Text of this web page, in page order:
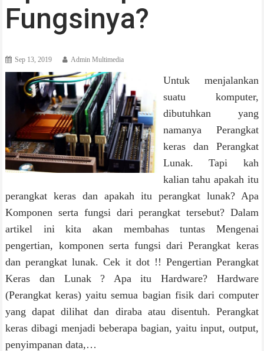
Fungsinya?
Sep 13, 2019 Admin Multimedia
Untuk menjalankan
suatu komputer,
dibutuhkan yang
namanya Perangkat
keras dan Perangkat
Lunak. Tapi kah
kalian tahu apakah itu
perangkat keras dan apakah itu perangkat lunak? Apa
Komponen serta fungsi dari perangkat tersebut? Dalam
artikel ini kita akan membahas tuntas Mengenai
pengertian, komponen serta fungsi dari Perangkat keras
dan perangkat lunak. Cek it dot !! Pengertian Perangkat
Keras dan Lunak ? Apa itu Hardware? Hardware
(Perangkat keras) yaitu semua bagian fisik dari computer
yang dapat dilihat dan diraba atau disentuh. Perangkat
keras dibagi menjadi beberapa bagian, yaitu input, output,
penyimpanan data,…